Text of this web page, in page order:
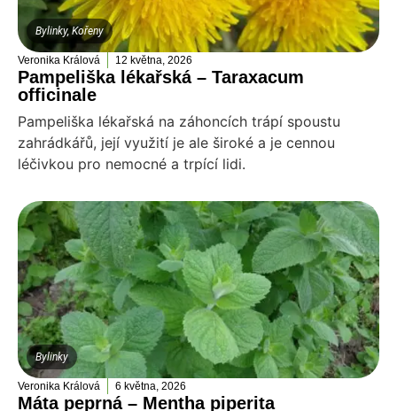
Bylinky, Kořeny
Veronika Králová 12 května, 2026
Pampeliška lékařská – Taraxacum
officinale
Pampeliška lékařská na záhoncích trápí spoustu
zahrádkářů, její využití je ale široké a je cennou
léčivkou pro nemocné a trpící lidi.
Bylinky
Veronika Králová 6 května, 2026
Máta peprná – Mentha piperita